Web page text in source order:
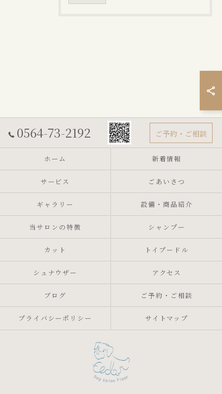
0564-73-2192 ご予約・ご相談
ホーム 新着情報
サービス ごあいさつ
ギャラリー 設備・商品紹介
当サロンの特徴 シャンプー
カット トイプードル
シュナウザー アクセス
ブログ ご予約・ご相談
プライバシーポリシー サイトマップ